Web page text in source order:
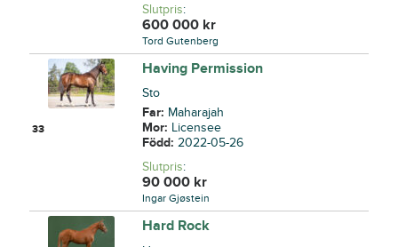
Slutpris:
600 000 kr
Tord Gutenberg
33
Having Permission
Sto
Far: Maharajah
Mor: Licensee
Född:2022-05-26
Slutpris:
90 000 kr
Ingar Gjøstein
Hard Rock